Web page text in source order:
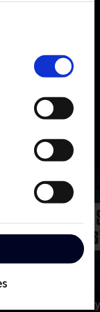
A Ghost